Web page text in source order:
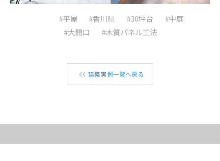
#平屋 #香川県 #30坪台
#中庭
#大開口
#木質パネル工法
建築実例一覧へ戻る